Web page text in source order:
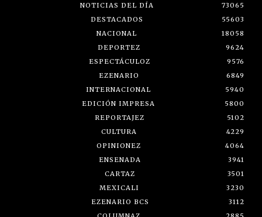
NOTICIAS DEL DÍA
73065
DESTACADOS
55603
NACIONAL
18058
DEPORTEZ
9624
ESPECTÁCULOZ
9576
EZENARIO
6849
INTERNACIONAL
5940
EDICIÓN IMPRESA
5800
REPORTAJEZ
5102
CULTURA
4229
OPINIONEZ
4064
ENSENADA
3941
CARTAZ
3501
MEXICALI
3230
EZENARIO BCS
3112